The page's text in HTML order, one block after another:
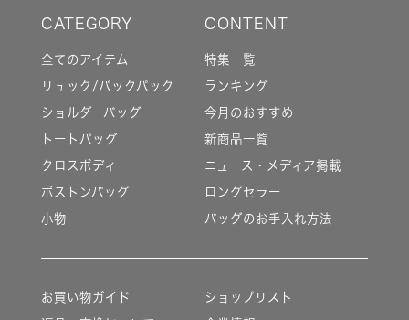
全てのアイテム
リュック/バックパック
ショルダーバッグ
トートバッグ
クロスボディ
ボストンバッグ
小物
特集一覧
ランキング
今月のおすすめ
新商品一覧
ニュース・メディア掲載
ロングセラー
バッグのお手入れ方法
お買い物ガイド ショップリスト